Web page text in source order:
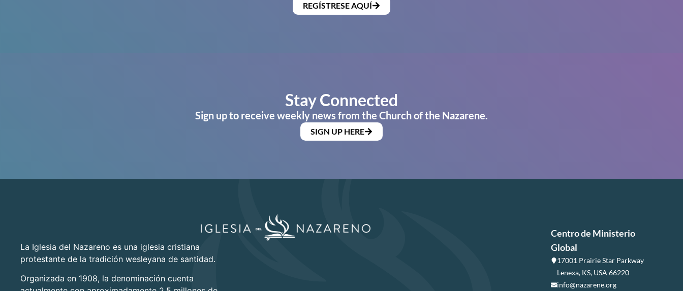
REGÍSTRESE AQUÍ
Stay Connected
Sign up to receive weekly news from the Church of the Nazarene.
SIGN UP HERE
La Iglesia del Nazareno es una iglesia cristiana
protestante de la tradición wesleyana de santidad.
Organizada en 1908, la denominación cuenta
Centro de Ministerio
Global
17001 Prairie Star Parkway
Lenexa, KS, USA 66220
info@nazarene.org